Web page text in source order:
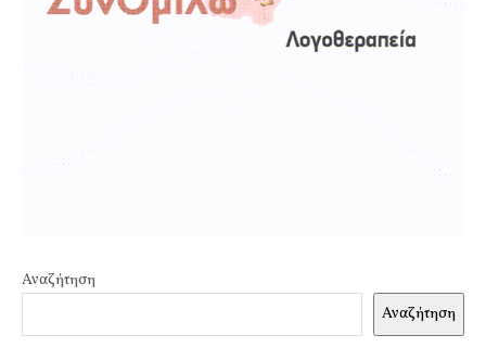
Αναζήτηση
Αναζήτηση